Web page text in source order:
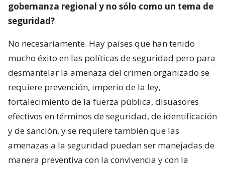
gobernanza regional y no sólo como un tema de
seguridad?
No necesariamente. Hay países que han tenido
mucho éxito en las políticas de seguridad pero para
desmantelar la amenaza del crimen organizado se
requiere prevención, imperio de la ley,
fortalecimiento de la fuerza pública, disuasores
efectivos en términos de seguridad, de identificación
y de sanción, y se requiere también que las
amenazas a la seguridad puedan ser manejadas de
manera preventiva con la convivencia y con la